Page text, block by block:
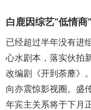
白鹿因综艺“低情
已经超过半年没有进
心水剧本，落实伙拍
改编剧《开到荼蘼》
向亦震惊影视圈。盛
年宾主关系将于下月